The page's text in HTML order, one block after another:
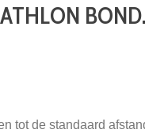
tot de standaard